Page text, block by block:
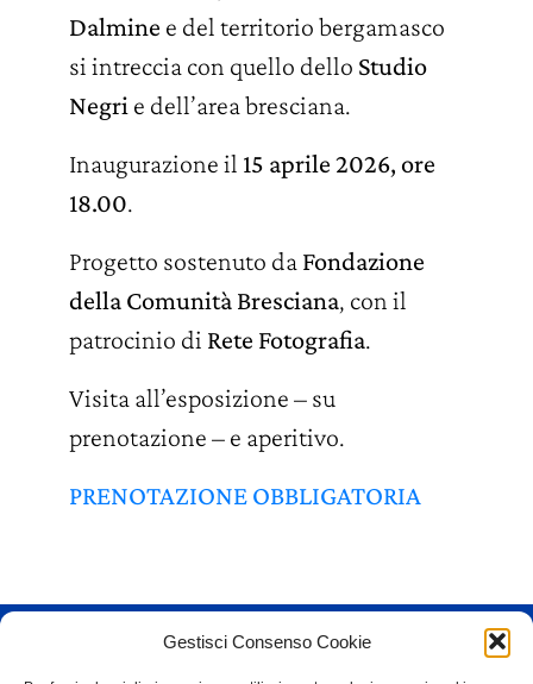
Gestisci Consenso Cookie
Dalmine e del territorio bergamasco
si intreccia con quello dello Studio
Negri e dell’area bresciana.
Inaugurazione il 15 aprile 2026, ore
18.00.
Progetto sostenuto da Fondazione
della Comunità Bresciana, con il
patrocinio di Rete Fotografia.
Visita all’esposizione – su
prenotazione – e aperitivo.
PRENOTAZIONE OBBLIGATORIA